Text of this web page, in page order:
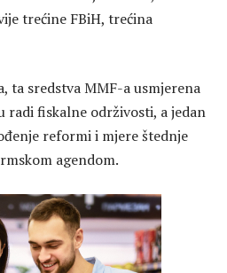
trećine FBiH, trećina
ta sredstva MMF-a usmjerena
radi fiskalne održivosti, a jedan
reformi i mjere štednje
agendom.